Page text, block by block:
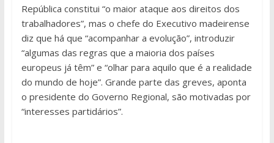
República constitui “o maior ataque aos direitos dos
trabalhadores”, mas o chefe do Executivo madeirense
diz que há que “acompanhar a evolução”, introduzir
“algumas das regras que a maioria dos países
europeus já têm” e “olhar para aquilo que é a realidade
do mundo de hoje”. Grande parte das greves, aponta
o presidente do Governo Regional, são motivadas por
“interesses partidários”.